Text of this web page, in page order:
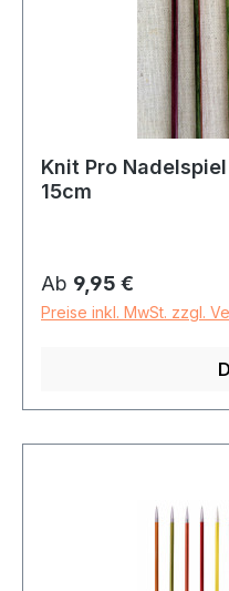
Knit Pro
15cm
Regulärer Preis:
Ab 9,95 €
Preise inkl. MwSt. zzgl.